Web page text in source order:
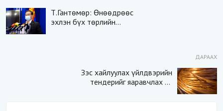
Т.Гантөмөр: Өнөөдрөөс
эхлэн бүх төрлийн
ДАРААХ
Зэс хайлуулах үйлдвэрийн
тендерийг яаравчлах нь